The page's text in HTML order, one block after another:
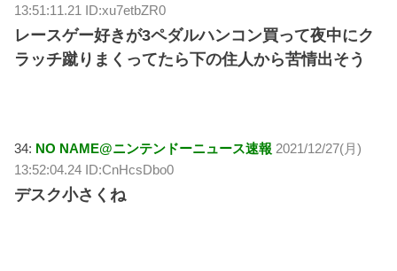
13:51:11.21 ID:xu7etbZR0
レースゲー好きが3ペダルハンコン買って夜中にク
ラッチ蹴りまくってたら下の住人から苦情出そう
34: NO NAME@ニンテンドーニュース速報 2021/12/27(月)
13:52:04.24 ID:CnHcsDbo0
デスク小さくね